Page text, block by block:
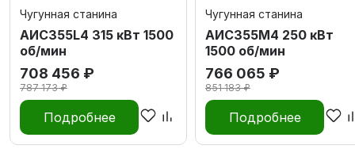
Чугунная станина
АИС355L4 315 кВт 1500
об/мин
708 456 ₽
787 173 ₽
Подробнее
Чугунная станина
АИС355М4 250 кВт
1500 об/мин
766 065 ₽
851 183 ₽
Подробнее